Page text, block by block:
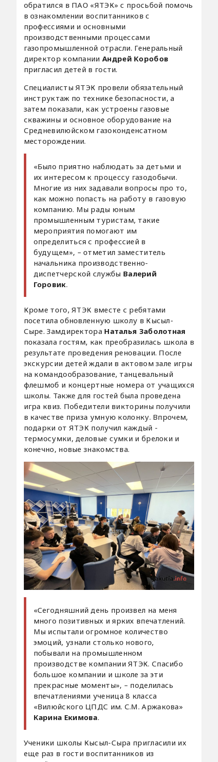
обратился в ПАО «ЯТЭК» с просьбой помочь
в ознакомлении воспитанников с
профессиями и основными
производственными процессами
газопромышленной отрасли. Генеральный
директор компании Андрей Коробов
пригласил детей в гости.
Специалисты ЯТЭК провели обязательный
инструктаж по технике безопасности, а
затем показали, как устроены газовые
скважины и основное оборудование на
Средневилюйском газоконденсатном
месторождении.
«Было приятно наблюдать за детьми и
их интересом к процессу газодобычи.
Многие из них задавали вопросы про то,
как можно попасть на работу в газовую
компанию. Мы рады юным
промышленным туристам, такие
мероприятия помогают им
определиться с профессией в
будущем», – отметил заместитель
начальника производственно-
диспетчерской службы Валерий
Горовик.
Кроме того, ЯТЭК вместе с ребятами
посетила обновленную школу в Кысыл-
Сыре. Замдиректора Наталья Заболотная
показала гостям, как преобразилась школа в
результате проведения реновации. После
экскурсии детей ждали в актовом зале игры
на командообразование, танцевальный
флешмоб и концертные номера от учащихся
школы. Также для гостей была проведена
игра квиз. Победители викторины получили
в качестве приза умную колонку. Впрочем,
подарки от ЯТЭК получил каждый -
термосумки, деловые сумки и брелоки и
конечно, новые знакомства.
«Сегодняшний день произвел на меня
много позитивных и ярких впечатлений.
Мы испытали огромное количество
эмоций, узнали столько нового,
побывали на промышленном
производстве компании ЯТЭК. Спасибо
большое компании и школе за эти
прекрасные моменты», – поделилась
впечатлениями ученица 8 класса
«Вилюйского ЦПДС им. С.М. Аржакова»
Карина Екимова.
Ученики школы Кысыл-Сыра пригласили их
еще раз в гости воспитанников из